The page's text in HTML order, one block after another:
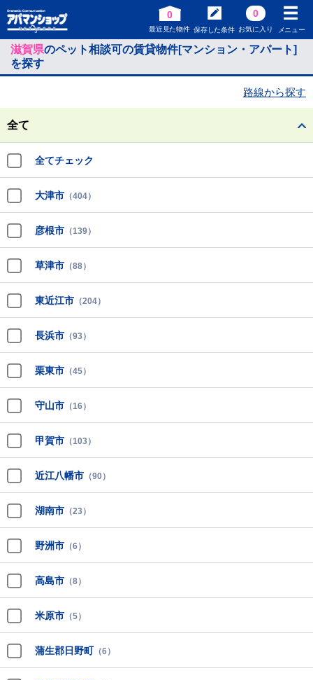
0
最近見た物件 保存した条件
0
お気に入り メニュー
滋賀県のペット相談可の賃貸物件[マンション・アパート]
を探す
路線から探す
全て
全てチェック
大津市 （404）
彦根市 （139）
草津市 （88）
東近江市 （204）
長浜市 （93）
栗東市 （45）
守山市 （16）
甲賀市 （103）
近江八幡市 （90）
湖南市 （23）
野洲市 （6）
高島市 （8）
米原市 （5）
蒲生郡日野町 （6）